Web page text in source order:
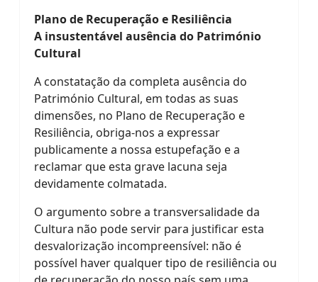
Plano de Recuperação e Resiliência
A insustentável ausência do Património
Cultural
A constatação da completa ausência do
Património Cultural, em todas as suas
dimensões, no Plano de Recuperação e
Resiliência, obriga-nos a expressar
publicamente a nossa estupefação e a
reclamar que esta grave lacuna seja
devidamente colmatada.
O argumento sobre a transversalidade da
Cultura não pode servir para justificar esta
desvalorização incompreensível: não é
possível haver qualquer tipo de resiliência ou